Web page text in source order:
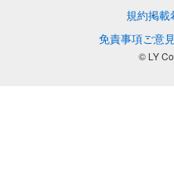
規約掲載
免責事項ご意
© LY